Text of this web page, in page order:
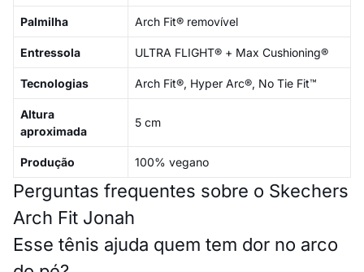
Palmilha Arch Fit® removível
Entressola ULTRA FLIGHT® + Max Cushioning®
Tecnologias Arch Fit®, Hyper Arc®, No Tie Fit™
Altura
aproximada
5 cm
Produção 100% vegano
Perguntas frequentes sobre o Skechers
Arch Fit Jonah
Esse tênis ajuda quem tem dor no arco